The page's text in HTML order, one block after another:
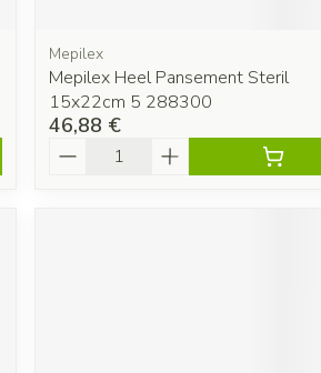
Mepilex
Mepilex Heel Pansement Steril
15x22cm 5 288300
46,88 €
Quantité